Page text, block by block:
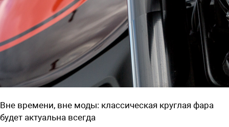
Вне времени, вне моды: классическая круглая фара
будет актуальна всегда